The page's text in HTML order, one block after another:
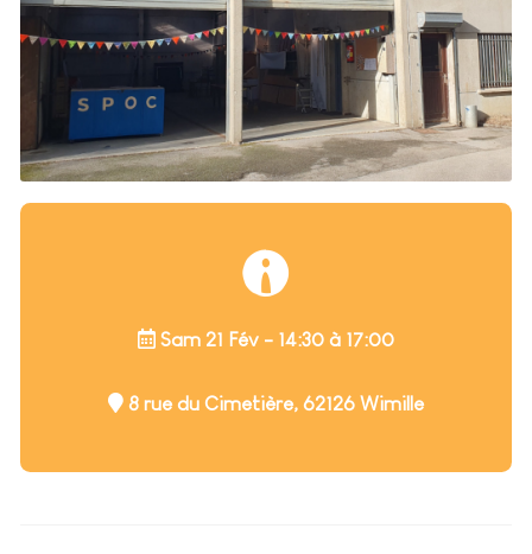
Sam 21 Fév - 14:30 à 17:00
8 rue du Cimetière, 62126 Wimille